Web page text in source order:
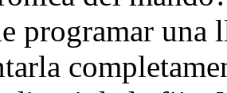
programar una